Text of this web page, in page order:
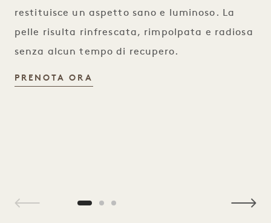
restituisce un aspetto sano e luminoso. La
pelle risulta rinfrescata, rimpolpata e radiosa
senza alcun tempo di recupero.
PRENOTA ORA